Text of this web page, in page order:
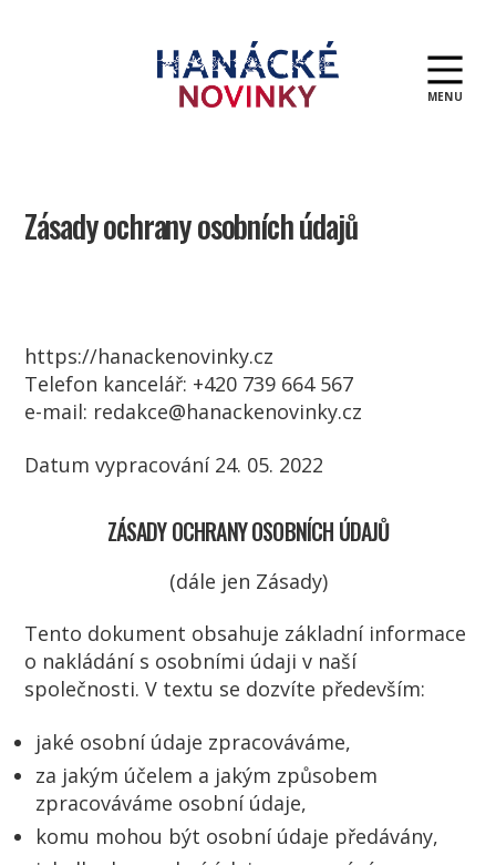
MENU
Zásady ochrany osobních údajů
https://hanackenovinky.cz
Telefon kancelář: +420 739 664 567
e-mail: redakce@hanackenovinky.cz
Datum vypracování 24. 05. 2022
ZÁSADY OCHRANY OSOBNÍCH ÚDAJŮ
(dále jen Zásady)
Tento dokument obsahuje základní informace
o nakládání s osobními údaji v naší
společnosti. V textu se dozvíte především:
jaké osobní údaje zpracováváme,
za jakým účelem a jakým způsobem
zpracováváme osobní údaje,
komu mohou být osobní údaje předávány,